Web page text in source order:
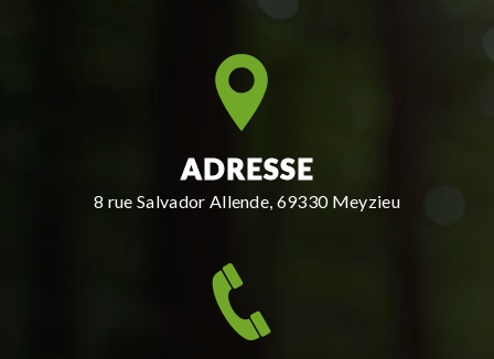
ADRESSE
8 rue Salvador Allende, 69330 Meyzieu